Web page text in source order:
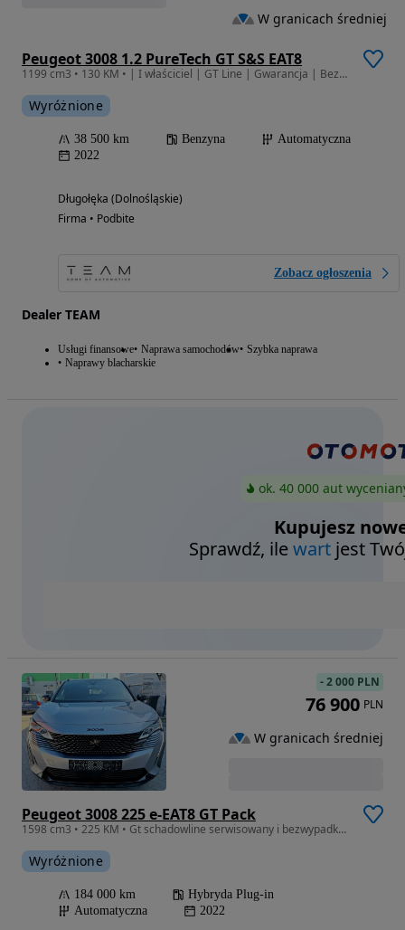
Peugeot 3008 1.2 PureTech GT S&S EAT8
1199 cm3 • 130 KM • | I właściciel | GT Line | Gwarancja | Bezwypadkowy | FVAT23% |
Wyróżnione
38 500 km Benzyna
Automatyczna
2022
Długołęka (Dolnośląskie)
Firma • Podbite
Zobacz ogłoszenia
Dealer TEAM
Usługi finansowe Naprawa samochodów Szybka naprawa
Naprawy blacharskie
W granicach średniej
ok. 40 000 aut
Kupujesz
Sprawdź, ilewart jest
Peugeot 3008 225 e-EAT8 GT Pack
1598 cm3 • 225 KM • Gt schadowline serwisowany i bezwypadkowy.
Wyróżnione
184 000 km
Hybryda Plug-in
Automatyczna
2022
-2 000 PLN
76 900 PLN
W granicach średniej